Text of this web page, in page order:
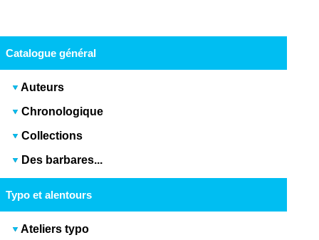
Catalogue général
Auteurs
Chronologique
Collections
Des barbares...
Typo et alentours
Ateliers typo